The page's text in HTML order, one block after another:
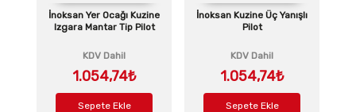
İnoksan Yer Ocağı Kuzine
Izgara Mantar Tip Pilot
KDV Dahil
1.054,74₺
Sepete Ekle
İnoksan Kuzine Üç Yanışlı
Pilot
KDV Dahil
1.054,74₺
Sepete Ekle